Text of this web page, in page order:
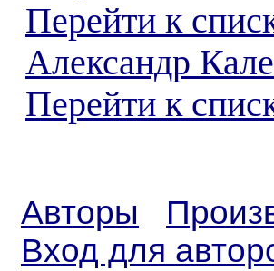
Перейти к
Александр
Перейти к
Авторы
Вход для